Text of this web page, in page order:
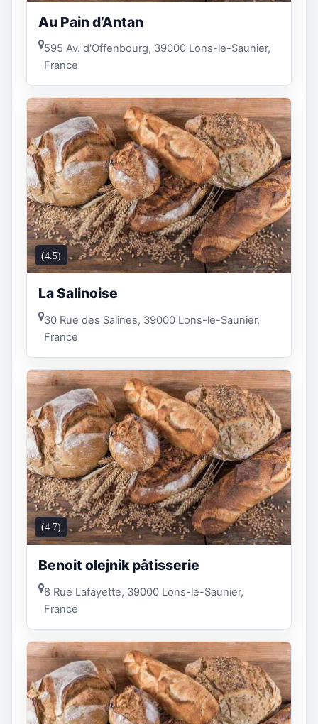
Au Pain d’Antan
595 Av. d'Offenbourg, 39000 Lons-le-Saunier,
France
(4.5)
La Salinoise
30 Rue des Salines, 39000 Lons-le-Saunier,
France
(4.7)
Benoit olejnik pâtisserie
8 Rue Lafayette, 39000 Lons-le-Saunier,
France